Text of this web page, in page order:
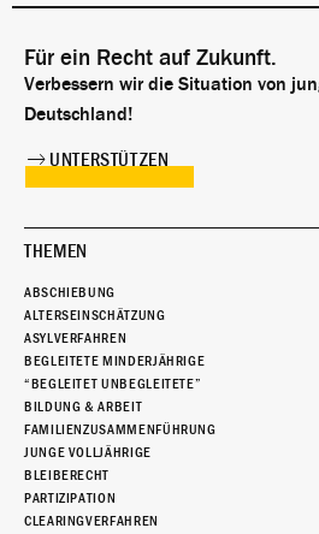
Für ein Recht auf Zukunft.
Verbessern wir die Situation von
Deutschland!
UNTERSTÜTZEN
THEMEN
ABSCHIEBUNG
ALTERSEINSCHÄTZUNG
ASYLVERFAHREN
BEGLEITETE MINDERJÄHRIGE
“BEGLEITET UNBEGLEITETE”
BILDUNG & ARBEIT
FAMILIENZUSAMMENFÜHRUNG
JUNGE VOLLJÄHRIGE
BLEIBERECHT
PARTIZIPATION
CLEARINGVERFAHREN